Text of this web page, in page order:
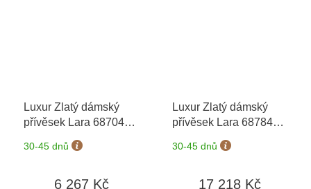
Luxur Zlatý dámský
přívěsek Lara 6870464
+ možnost výměny do
90 dní
30-45 dnů
6 267 Kč
Luxur Zlatý dámský
přívěsek Lara 6878464
+ možnost výměny do
90 dní
30-45 dnů
17 218 Kč